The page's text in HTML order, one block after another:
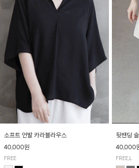
소프트 언발 카라블라우스
40,000원
FREE
뒷밴딩
40,000
FREE,L